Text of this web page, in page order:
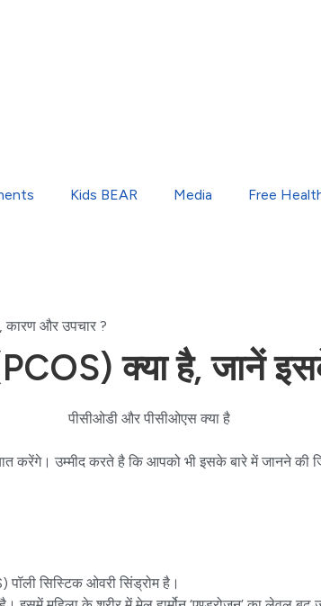
Kids BEAR Media Free
और उपचार ?
क्या है, जानें
उम्मीद करते है कि आपको भी इसके बारे में जानने की
सिस्टिक ओवरी सिंड्रोम है।